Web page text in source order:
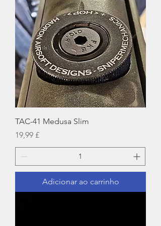
TAC-41 Medusa Slim
Preço
19,99 £
Adicionar ao carrinho